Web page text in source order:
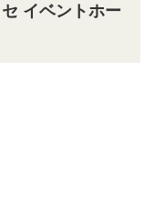
イベントホー